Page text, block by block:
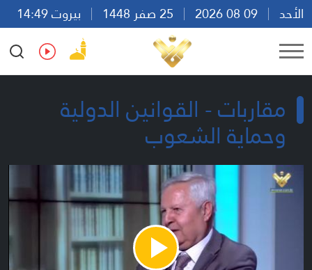
الأحد
بيروت 14:49
Ar
En Fr Es
مقاربات - القوانين الدولية
وحماية الشعوب
Play
Video